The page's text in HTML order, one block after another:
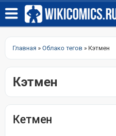
Главная » Облако тегов » Кэтмен
Кэтмен
Кетмен